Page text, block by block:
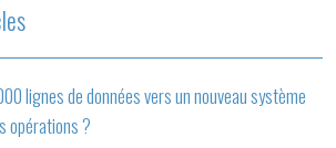
lignes de données vers un nouveau système
opérations ?